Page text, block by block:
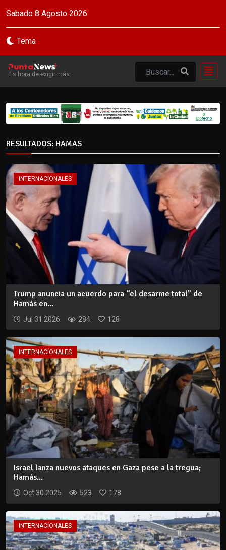
Sabado 8 Agosto 2026
Tema
Es hora de exigir más
RESULTADOS: HAMAS
INTERNACIONALES
Trump anuncia un acuerdo para “el desarme total” de
Hamás en...
Jul 31 2026 284 128
INTERNACIONALES
Israel lanza nuevos ataques en Gaza pese a la tregua;
Hamás...
Oct 30 2025 523 178
INTERNACIONALES